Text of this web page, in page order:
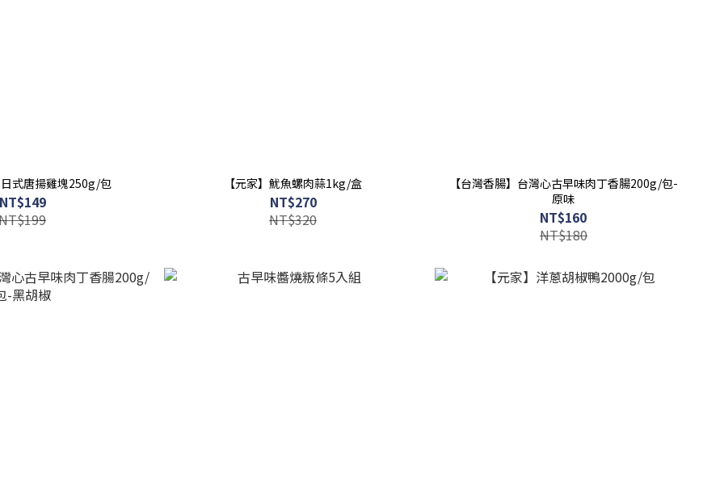
式唐揚雞塊250g/包 【元家】魷魚螺肉蒜1kg/盒
NT$270
NT$320
【台灣香腸】台灣心古早味肉丁香腸200g/包-
原味
NT$160
NT$180